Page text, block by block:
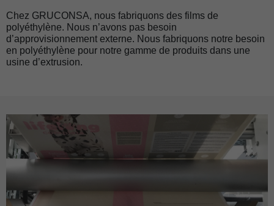
Chez GRUCONSA, nous fabriquons des films de
polyéthylène. Nous n’avons pas besoin
d’approvisionnement externe. Nous fabriquons notre besoin
en polyéthylène pour notre gamme de produits dans une
usine d’extrusion.